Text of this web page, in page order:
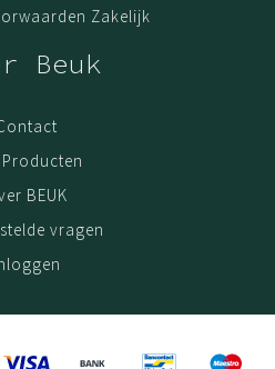
Zakelijk
Beuk
BEUK
vragen